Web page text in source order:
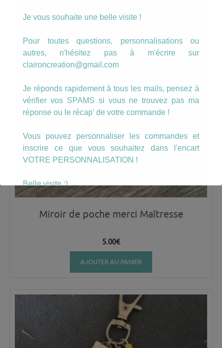
Miroir de poche merci Maîtresse
5.00€
AJOUTER AU PANIER
Je vous souhaite une belle visite !
Pour toutes questions, personnalisations ou
autres, n'hésitez pas à m'écrire sur
claironcreation@gmail.com
Je réponds rapidement à tous les mails, pensez à
vérifier vos SPAMS si vous ne trouvez pas ma
réponse ou le récap' de votre commande !
Vous pouvez personnaliser les commandes et
inscrire ce que vous souhaitez dans l'encart
VOTRE PERSONNALISATION !
Belle visite :)